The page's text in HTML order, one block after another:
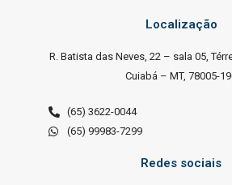
Localização
R. Batista das Neves, 22 – sala 05,
Cuiabá – MT, 78005-
(65) 3622-0044
(65) 99983-7299
Redes sociais